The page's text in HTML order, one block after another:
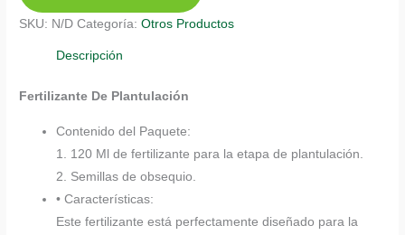
Gitana
cantidad
SKU: N/D Categoría:Otros Productos
Descripción
Fertilizante De Plantulación
Contenido del Paquete:
1. 120 Ml de fertilizante para la etapa de plantulación.
2. Semillas de obsequio.
• Características:
Este fertilizante está perfectamente diseñado para la